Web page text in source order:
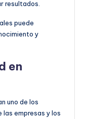
resultados.
puede
y
en
uno de los
empresas y los